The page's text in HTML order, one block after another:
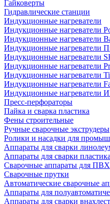
Гайковерты
Гидравлические станции
Индукционные нагреватели
Индукционные нагреватели
Индукционные нагреватели
Индукционные нагреватели
Индукционные нагреватели
Индукционные нагреватели
Индукционные нагреватели
Индукционные нагреватели
Индукционные нагреватели
Пресс-перфораторы
Пайка и сварка пластика
Фены строительные
Ручные сварочные экструдеры
Ролики и насадки для
Аппараты для сварки
Аппараты для сварки пластика
Сварочные аппараты для ПВХ
Сварочные прутки
Автоматические сварочные
Аппараты для
Аппараты для сварки внахлест